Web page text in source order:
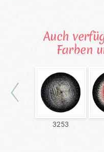
Auch
Farben
3253